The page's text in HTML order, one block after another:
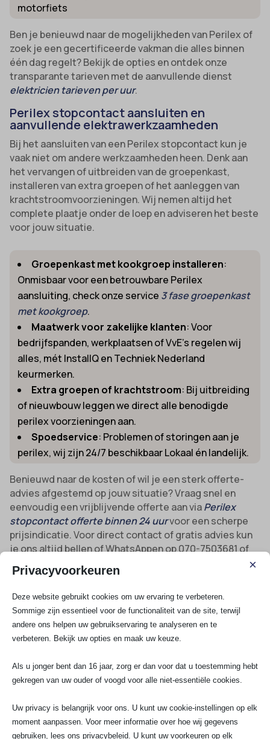
motorfiets
Ben je benieuwd naar de mogelijkheden van Perilex of
zoek je een gecertificeerde vakman die alles binnen
één dag regelt? Bekijk de opties en ontdek onze
transparante tarieven met de aanvullende dienst
elektricien tarieven per uur.
Perilex stopcontact aansluiten en
aanvullende elektrawerkzaamheden
Bij het aansluiten van een Perilex stopcontact kun je
vaak niet om andere werkzaamheden heen. Denk aan
het vervangen of uitbreiden van de groepenkast,
installeren van extra groepen of het aanleggen van
krachtstroomvoorzieningen. Wij nemen altijd het
complete plaatje onder de loep en adviseren het beste
voor jouw situatie.
Groepenkast met kookgroep installeren:
Onmisbaar voor een betrouwbare Perilex
aansluiting, check onze service 3 fase groepenkast
met kookgroep.
Maatwerk voor zakelijke klanten: Voor
bedrijfspanden, werkplaatsen of VvE’s regelen wij
alles, mét InstallQ en Techniek Nederland
keurmerken.
Extra groepen of krachtstroom: Bij uitbreiding
of nieuwbouw leggen we direct alle benodigde
perilex voorzieningen aan.
Spoedservice: Problemen of storingen aan je
perilex, wij zijn 24/7 beschikbaar Lokaal én landelijk.
Benieuwd naar de kosten of wil je een sterk offerte-
advies afgestemd op jouw situatie? Vraag snel en
eenvoudig een vrijblijvende offerte aan viaPerilex
stopcontact offerte binnen 24 uurvoor een scherpe
prijsindicatie. Voor direct contact of gratis advies kun
je ons altijd bellen of WhatsAppen op 070-7503681 of
een mailtje sturen naar info@saelektroexperts.nl. SA
Elektro Experts. Jouw Perilex specialist –
gecertificeerd, gegarandeerde kwaliteit en maximaal
veilig.
Bekijk al onze diensten
3 Fasen aansluiting
Groepenkast
Krachtstroom aansluiten
Privacyvoorkeuren ×
Deze website gebruikt cookies om uw ervaring te verbeteren.
Sommige zijn essentieel voor de functionaliteit van de site, terwijl
andere ons helpen uw gebruikservaring te analyseren en te
verbeteren. Bekijk uw opties en maak uw keuze.
Als u jonger bent dan 16 jaar, zorg er dan voor dat u toestemming hebt
gekregen van uw ouder of voogd voor alle niet-essentiële cookies.
Uw privacy is belangrijk voor ons. U kunt uw cookie-instellingen op elk
moment aanpassen. Voor meer informatie over hoe wij gegevens
gebruiken, lees ons privacybeleid. U kunt uw voorkeuren op elk